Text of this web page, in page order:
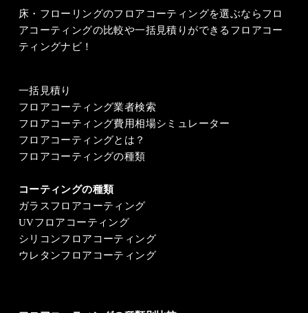
床・フローリングのフロアコーティングを選ぶならフロ
アコーティングの比較や一括見積りができるフロアコー
ティングナビ！
一括見積り
フロアコーティング業者検索
フロアコーティング費用相場シミュレーター
フロアコーティングとは？
フロアコーティングの種類
コーティングの種類
ガラスフロアコーティング
UVフロアコーティング
シリコンフロアコーティング
ウレタンフロアコーティング